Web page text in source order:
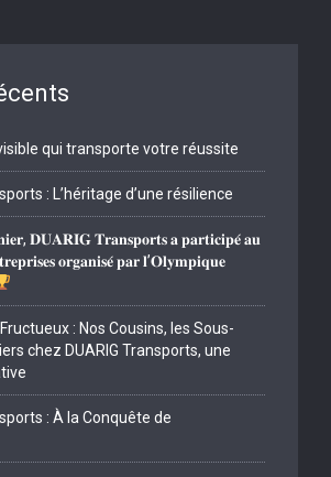
qui transporte votre réussite
: L’héritage d’une résilience
𝐃𝐔𝐀𝐑𝐈𝐆 𝐓𝐫𝐚𝐧𝐬𝐩𝐨𝐫𝐭𝐬 𝐚 𝐩𝐚𝐫𝐭𝐢𝐜𝐢𝐩𝐞́ 𝐚𝐮
𝐨𝐫𝐠𝐚𝐧𝐢𝐬𝐞́ 𝐩𝐚𝐫 𝐥’𝐎𝐥𝐲𝐦𝐩𝐢𝐪𝐮𝐞
: Nos Cousins, les Sous-
chez DUARIG Transports, une
: À la Conquête de